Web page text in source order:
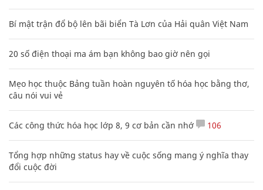
Bí mật trận đổ bộ lên bãi biển Tà Lơn của Hải quân Việt Nam
20 số điện thoại ma ám bạn không bao giờ nên gọi
Mẹo học thuộc Bảng tuần hoàn nguyên tố hóa học bằng thơ,
câu nói vui vẻ
Các công thức hóa học lớp 8, 9 cơ bản cần nhớ 106
Tổng hợp những status hay về cuộc sống mang ý nghĩa thay
đổi cuộc đời